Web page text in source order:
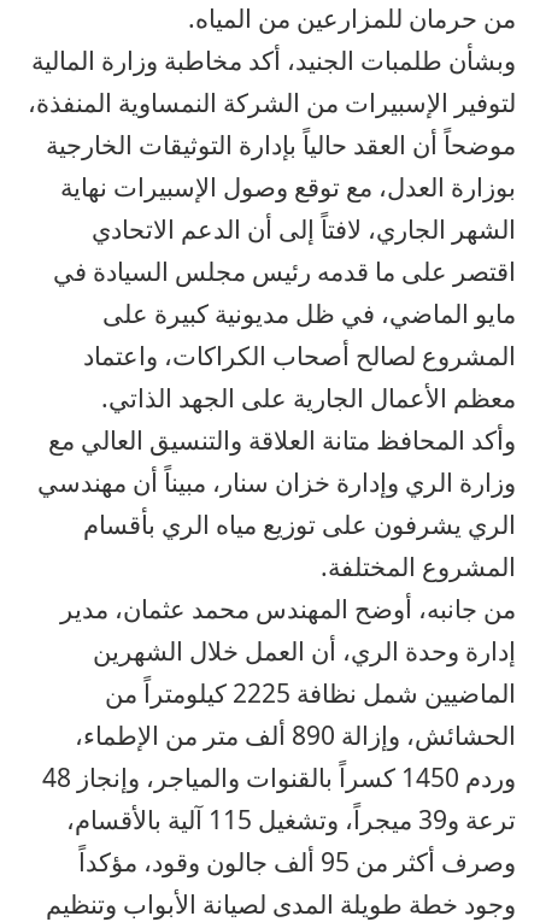
من حرمان للمزارعين من المياه.
وبشأن طلمبات الجنيد، أكد مخاطبة وزارة المالية
لتوفير الإسبيرات من الشركة النمساوية المنفذة،
موضحاً أن العقد حالياً بإدارة التوثيقات الخارجية
بوزارة العدل، مع توقع وصول الإسبيرات نهاية
الشهر الجاري، لافتاً إلى أن الدعم الاتحادي
اقتصر على ما قدمه رئيس مجلس السيادة في
مايو الماضي، في ظل مديونية كبيرة على
المشروع لصالح أصحاب الكراكات، واعتماد
معظم الأعمال الجارية على الجهد الذاتي.
وأكد المحافظ متانة العلاقة والتنسيق العالي مع
وزارة الري وإدارة خزان سنار، مبيناً أن مهندسي
الري يشرفون على توزيع مياه الري بأقسام
المشروع المختلفة.
من جانبه، أوضح المهندس محمد عثمان، مدير
إدارة وحدة الري، أن العمل خلال الشهرين
الماضيين شمل نظافة 2225 كيلومتراً من
الحشائش، وإزالة 890 ألف متر من الإطماء،
وردم 1450 كسراً بالقنوات والمياجر، وإنجاز 48
ترعة و39 ميجراً، وتشغيل 115 آلية بالأقسام،
وصرف أكثر من 95 ألف جالون وقود، مؤكداً
وجود خطة طويلة المدى لصيانة الأبواب وتنظيم